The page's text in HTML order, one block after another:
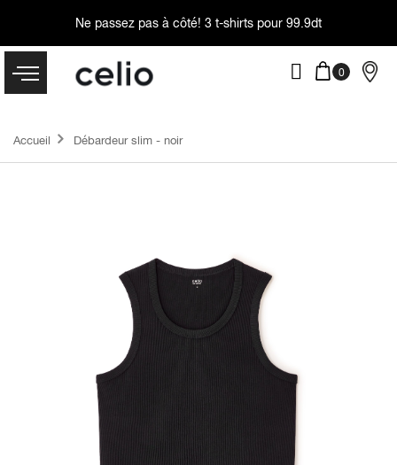
Ne passez pas à côté! 3 t-shirts pour 99.9dt
Accueil Débardeur slim - noir